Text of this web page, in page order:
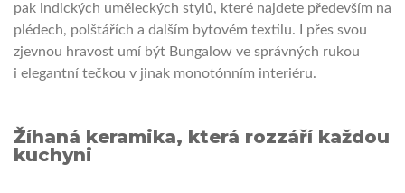
pak indických uměleckých stylů, které najdete především na
plédech, polštářích a dalším bytovém textilu. I přes svou
zjevnou hravost umí být Bungalow ve správných rukou
i elegantní tečkou v jinak monotónním interiéru.
Žíhaná keramika, která rozzáří každou
kuchyni